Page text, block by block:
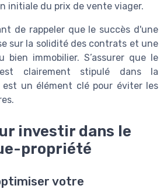
initiale du prix de vente viager.
de rappeler que le succès d'une
sur la solidité des contrats et une
bien immobilier. S’assurer que le
clairement stipulé dans la
est un élément clé pour éviter les
investir dans le
propriété
votre